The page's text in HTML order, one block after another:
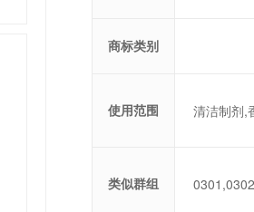
商标类别
使用范围 清洁制剂,
类似群组